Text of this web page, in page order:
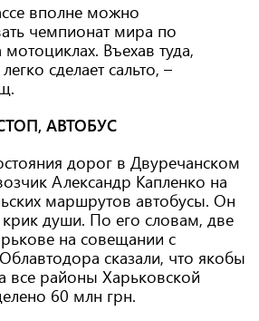
вполне можно
чемпионат мира по
Въехав туда,
сделает сальто, –
АВТОБУС
дорог в Двуречанском
Александр Капленко на
маршрутов автобусы. Он
крик души. По его словам, две
на совещании с
сказали, что якобы
все районы Харьковской
60 млн грн.